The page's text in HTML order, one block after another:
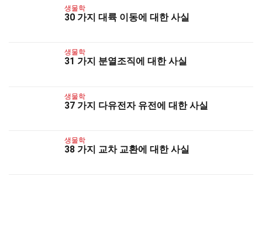
생물학
30 가지 대륙 이동에 대한 사실
생물학
31 가지 분열조직에 대한 사실
생물학
37 가지 다유전자 유전에 대한 사실
생물학
38 가지 교차 교환에 대한 사실